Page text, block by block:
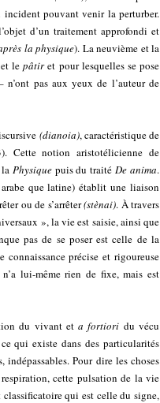
incident pouvant venir la perturber.
d’un traitement approfondi et
la physique). La neuvième et la
et lepâtiret pour lesquelles se pose
pas aux yeux de l’auteur de
(dianoia), caractéristique de
Cette notion aristotélicienne de
Physique puis du traitéDe anima.
que latine) établit une liaison
ou de s’arrêter(stènai). À travers
», la vie est saisie, ainsi que
pas de se poser est celle de la
précise et rigoureuse
lui-même rien de fixe, mais est
du vivant eta fortiori du vécu
qui existe dans des particularités
Pour dire les choses
cette pulsation de la vie
classificatoire qui est celle du signe,